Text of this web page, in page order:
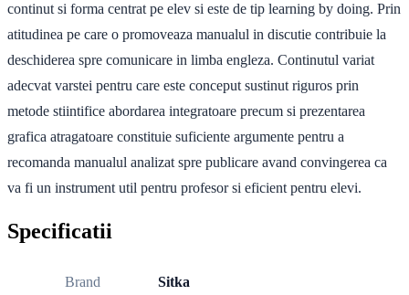
continut si forma centrat pe elev si este de tip learning by doing. Prin
atitudinea pe care o promoveaza manualul in discutie contribuie la
deschiderea spre comunicare in limba engleza. Continutul variat
adecvat varstei pentru care este conceput sustinut riguros prin
metode stiintifice abordarea integratoare precum si prezentarea
grafica atragatoare constituie suficiente argumente pentru a
recomanda manualul analizat spre publicare avand convingerea ca
va fi un instrument util pentru profesor si eficient pentru elevi.
Specificatii
Brand Sitka